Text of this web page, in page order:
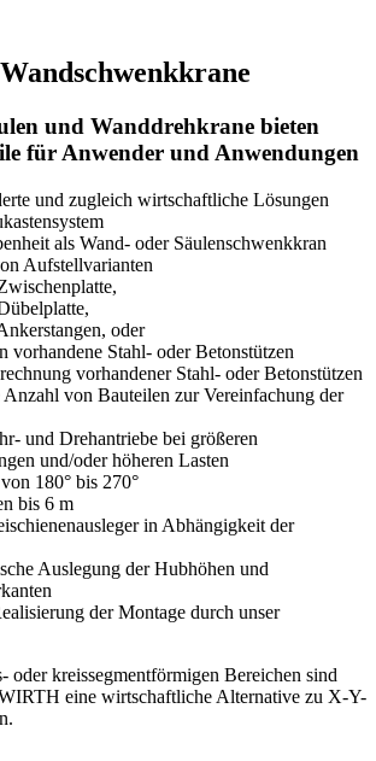
und Wanddrehkrane bieten
für Anwender und Anwendungen
und zugleich wirtschaftliche Lösungen
als Wand- oder Säulenschwenkkran
Aufstellvarianten
oder
vorhandene Stahl- oder Betonstützen
vorhandener Stahl- oder Betonstützen
von Bauteilen zur Vereinfachung der
und Drehantriebe bei größeren
und/oder höheren Lasten
180° bis 270°
bis 6 m
in Abhängigkeit der
Auslegung der Hubhöhen und
der Montage durch unser
oder kreissegmentförmigen Bereichen sind
eine wirtschaftliche Alternative zu X-Y-